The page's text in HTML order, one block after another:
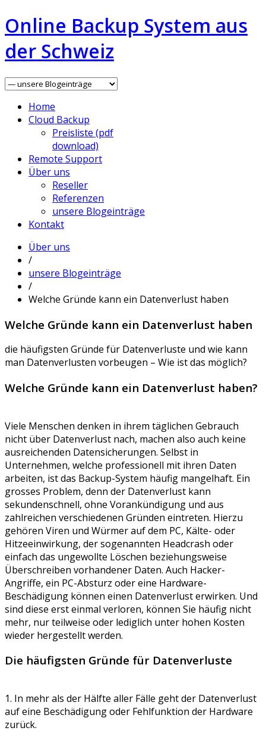
Online Backup System aus
der Schweiz
Home
Cloud Backup
Preisliste (pdf
download)
Remote Support
Über uns
Reseller
Referenzen
unsere Blogeinträge
Kontakt
Über uns
/
unsere Blogeinträge
/
Welche Gründe kann ein Datenverlust haben
Welche Gründe kann ein Datenverlust haben
die häufigsten Gründe für Datenverluste und wie kann
man Datenverlusten vorbeugen – Wie ist das möglich?
Welche Gründe kann ein Datenverlust haben?
Viele Menschen denken in ihrem täglichen Gebrauch
nicht über Datenverlust nach, machen also auch keine
ausreichenden Datensicherungen. Selbst in
Unternehmen, welche professionell mit ihren Daten
arbeiten, ist das Backup-System häufig mangelhaft. Ein
grosses Problem, denn der Datenverlust kann
sekundenschnell, ohne Vorankündigung und aus
zahlreichen verschiedenen Gründen eintreten. Hierzu
gehören Viren und Würmer auf dem PC, Kälte- oder
Hitzeeinwirkung, der sogenannten Headcrash oder
einfach das ungewollte Löschen beziehungsweise
Überschreiben vorhandener Daten. Auch Hacker-
Angriffe, ein PC-Absturz oder eine Hardware-
Beschädigung können einen Datenverlust erwirken. Und
sind diese erst einmal verloren, können Sie häufig nicht
mehr, nur teilweise oder lediglich unter hohen Kosten
wieder hergestellt werden.
Die häufigsten Gründe für Datenverluste
1. In mehr als der Hälfte aller Fälle geht der Datenverlust
auf eine Beschädigung oder Fehlfunktion der Hardware
zurück.